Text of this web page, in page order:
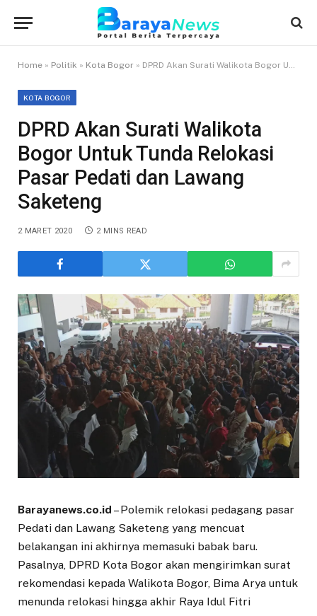
Home » Politik » Kota Bogor » DPRD Akan Surati Walikota Bogor Untuk Tunda Relokasi Pasar Pedati dan Lawang Saketeng
KOTA BOGOR
DPRD Akan Surati Walikota
Bogor Untuk Tunda Relokasi
Pasar Pedati dan Lawang
Saketeng
2 MARET 2020 2 MINS READ
Barayanews.co.id – Polemik relokasi pedagang pasar
Pedati dan Lawang Saketeng yang mencuat
belakangan ini akhirnya memasuki babak baru.
Pasalnya, DPRD Kota Bogor akan mengirimkan surat
rekomendasi kepada Walikota Bogor, Bima Arya untuk
menunda relokasi hingga akhir Raya Idul Fitri